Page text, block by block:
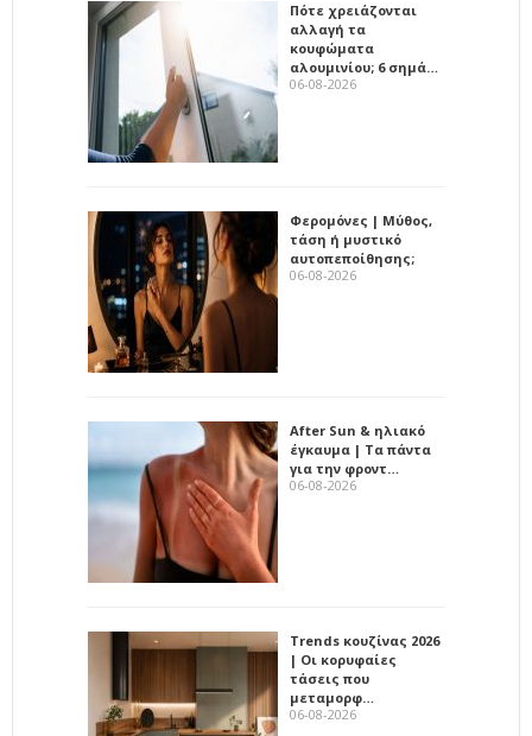
Πότε χρειάζονται
αλλαγή τα
κουφώματα
αλουμινίου; 6 σημά…
06-08-2026
Φερομόνες | Μύθος,
τάση ή μυστικό
αυτοπεποίθησης;
06-08-2026
After Sun & ηλιακό
έγκαυμα | Τα πάντα
για την φροντ…
06-08-2026
Trends κουζίνας 2026
| Οι κορυφαίες
τάσεις που
μεταμορφ…
06-08-2026